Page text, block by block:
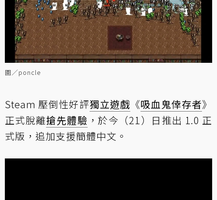
圖／poncle
Steam 壓倒性好評獨立遊戲 《吸血鬼倖存者》
正式脫離搶先體驗 ，於今（21）日推出 1.0 正
式版，追加支援簡體中文。